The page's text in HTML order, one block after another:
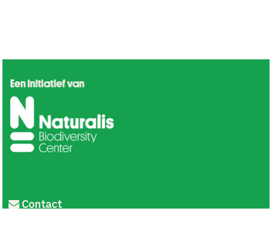
Contact